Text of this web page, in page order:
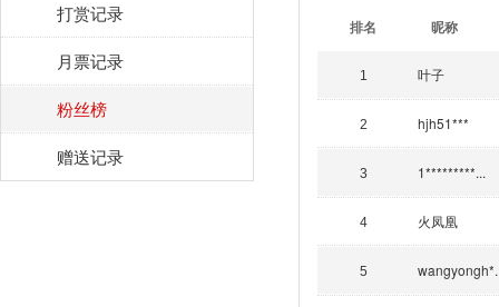
打赏记录
月票记录
粉丝榜
赠送记录
排名 昵称
1 叶子
2 hjh51***
3 1*********...
4 火凤凰
5